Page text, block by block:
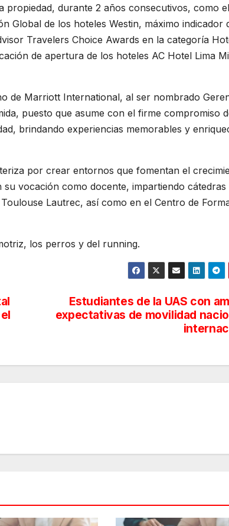
propiedad, durante 2 años consecutivos, como
Global de los hoteles Westin, máximo indicador
Travelers Choice Awards en la categoría
de apertura de los hoteles AC Hotel Lima
de Marriott International, al ser nombrado
puesto que asume con el firme compromiso
brindando experiencias memorables y
por crear entornos que fomentan el
vocación como docente, impartiendo cátedras
Lautrec, así como en el Centro de
los perros y del running.
Estudiantes de la UAS con
expectativas de movilidad